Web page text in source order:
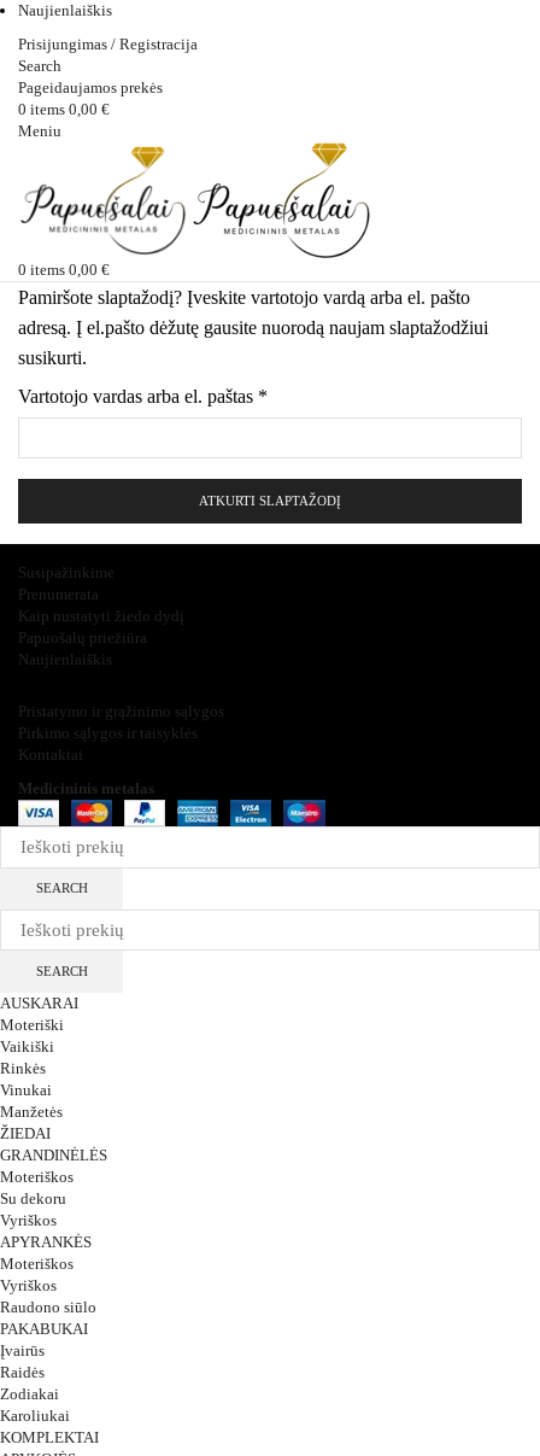
Naujienlaiškis
Prisijungimas / Registracija
Search
Pageidaujamos prekės
0 items 0,00 €
Meniu
0 items 0,00 €
Pamiršote slaptažodį? Įveskite vartotojo vardą arba el. pašto
adresą. Į el.pašto dėžutę gausite nuorodą naujam slaptažodžiui
susikurti.
Vartotojo vardas arba el. paštas *
ATKURTI SLAPTAŽODĮ
Susipažinkime
Prenumerata
Kaip nustatyti žiedo dydį
Papuošalų priežiūra
Naujienlaiškis
Pristatymo ir grąžinimo sąlygos
Pirkimo sąlygos ir taisyklės
Kontaktai
Medicininis metalas
SEARCH
SEARCH
AUSKARAI
Moteriški
Vaikiški
Rinkės
Vinukai
Manžetės
ŽIEDAI
GRANDINĖLĖS
Moteriškos
Su dekoru
Vyriškos
APYRANKĖS
Moteriškos
Vyriškos
Raudono siūlo
PAKABUKAI
Įvairūs
Raidės
Zodiakai
Karoliukai
KOMPLEKTAI